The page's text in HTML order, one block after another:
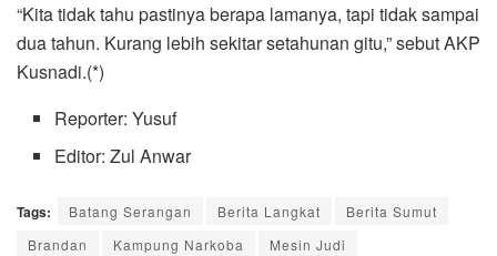
“Kita tidak tahu pastinya berapa lamanya, tapi tidak sampai
dua tahun. Kurang lebih sekitar setahunan gitu,” sebut AKP
Kusnadi.(*)
Reporter: Yusuf
Editor: Zul Anwar
Tags: Batang Serangan Berita Langkat
Berita Sumut
Brandan
Kampung Narkoba
Mesin Judi